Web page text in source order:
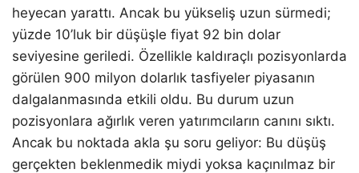
heyecan yarattı. Ancak bu yükseliş uzun sürmedi;
yüzde 10’luk bir düşüşle fiyat 92 bin dolar
seviyesine geriledi. Özellikle kaldıraçlı pozisyonlarda
görülen 900 milyon dolarlık tasfiyeler piyasanın
dalgalanmasında etkili oldu. Bu durum uzun
pozisyonlara ağırlık veren yatırımcıların canını sıktı.
Ancak bu noktada akla şu soru geliyor: Bu düşüş
gerçekten beklenmedik miydi yoksa kaçınılmaz bir